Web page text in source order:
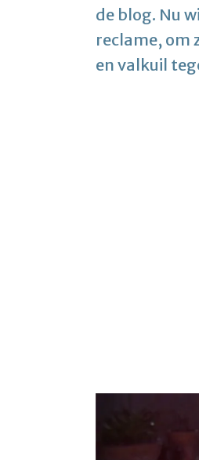
de blog. Nu
reclame, om
en valkuil